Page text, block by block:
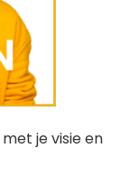
je visie en